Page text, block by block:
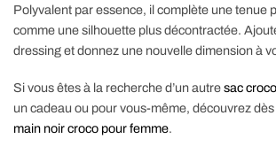
Polyvalent par essence, il complète une tenue
comme une silhouette plus décontractée.
dressing et donnez une nouvelle dimension à
Si vous êtes à la recherche d’un autresac croco
un cadeau ou pour vous-même, découvrez
main noir croco pour femme.